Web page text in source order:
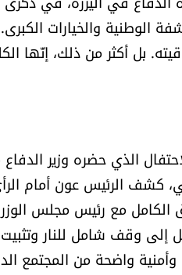
الوطنية والخيارات
بل أكثر من ذلك،
الذي حضره وزير
كشف الرئيس عون أمام
الكامل مع رئيس مجلس
وقف شامل للنار وتثبيت
وأمنية واضحة من المجتمع